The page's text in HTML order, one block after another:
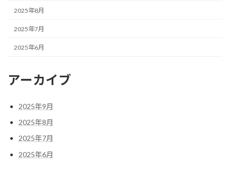
2025年8月
2025年7月
2025年6月
アーカイブ
2025年9月
2025年8月
2025年7月
2025年6月